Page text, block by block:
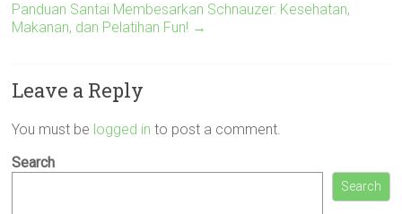
Panduan Santai Membesarkan Schnauzer: Kesehatan,
Makanan, dan Pelatihan Fun! →
Leave a Reply
You must be logged in to post a comment.
Search
Search